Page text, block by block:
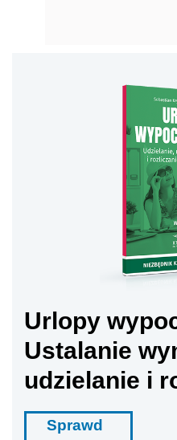
Urlopy
Ustalanie
udzielanie i
Sprawd